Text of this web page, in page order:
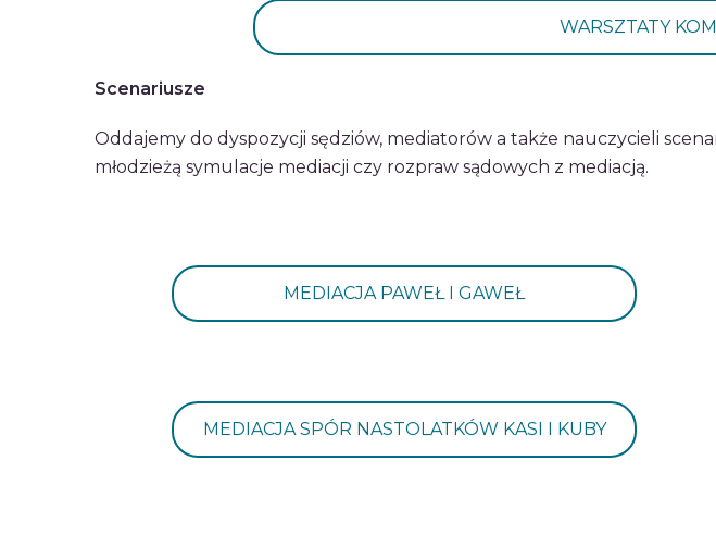
WARSZTATY
Scenariusze
Oddajemy do dyspozycji sędziów, mediatorów a także nauczycieli
młodzieżą symulacje mediacji czy rozpraw sądowych z mediacją.
MEDIACJA PAWEŁ I GAWEŁ
MEDIACJA SPÓR NASTOLATKÓW KASI I KUBY